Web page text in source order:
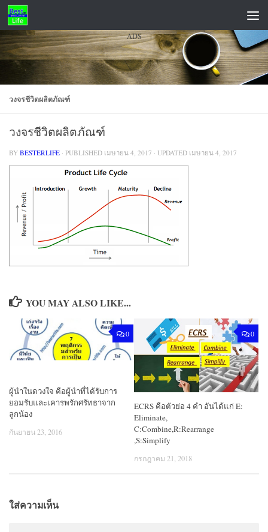
Skip to content
ADS
วงจรชีวิตผลิตภัณฑ์
วงจรชีวิตผลิตภัณฑ์
BY BESTERLIFE · PUBLISHED เมษายน 4, 2017 · UPDATED เมษายน 4, 2017
YOU MAY ALSO LIKE...
0
ผู้นำในดวงใจ คือผู้นำที่ได้รับการ
ยอมรับและเคารพรักศรัทธาจาก
ลูกน้อง
กันยายน 23, 2016
0
ECRS คือตัวย่อ 4 คำ อันได้แก่ E:
Eliminate,
C:Combine,R:Rearrange
,S:Simplify
กรกฎาคม 21, 2018
ใส่ความเห็น